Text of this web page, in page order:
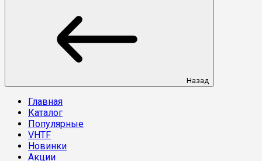
Назад
Главная
Каталог
Популярные
VHTF
Новинки
Акции